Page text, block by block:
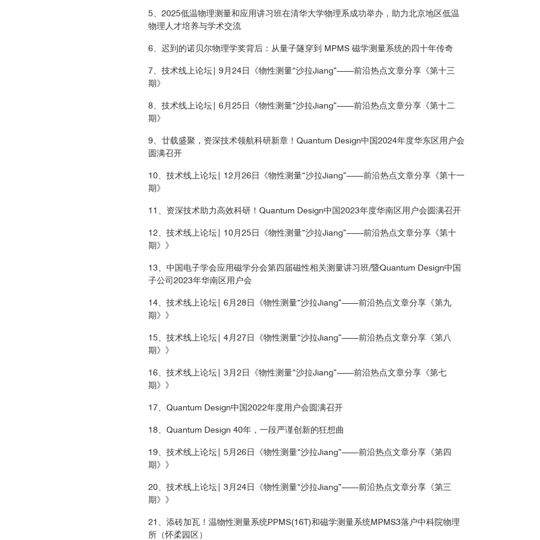
5、2025低温物理测量和应用讲习班在清华大学物理系成功举办，助力北京地区低温
物理人才培养与学术交流
6、迟到的诺贝尔物理学奖背后：从量子隧穿到 MPMS 磁学测量系统的四十年传奇
7、技术线上论坛| 9月24日《物性测量“沙拉Jiang”——前沿热点文章分享《第十三
期》
8、技术线上论坛| 6月25日《物性测量“沙拉Jiang”——前沿热点文章分享《第十二
期》
9、廿载盛聚，资深技术领航科研新章！Quantum Design中国2024年度华东区用户会
圆满召开
10、技术线上论坛| 12月26日《物性测量“沙拉Jiang”——前沿热点文章分享《第十一
期》
11、资深技术助力高效科研！Quantum Design中国2023年度华南区用户会圆满召开
12、技术线上论坛| 10月25日《物性测量“沙拉Jiang”——前沿热点文章分享《第十
期》》
13、中国电子学会应用磁学分会第四届磁性相关测量讲习班/暨Quantum Design中国
子公司2023年华南区用户会
14、技术线上论坛| 6月28日《物性测量“沙拉Jiang”——前沿热点文章分享《第九
期》》
15、技术线上论坛| 4月27日《物性测量“沙拉Jiang”——前沿热点文章分享《第八
期》》
16、技术线上论坛| 3月2日《物性测量“沙拉Jiang”——前沿热点文章分享《第七
期》》
17、Quantum Design中国2022年度用户会圆满召开
18、Quantum Design 40年，一段严谨创新的狂想曲
19、技术线上论坛| 5月26日《物性测量“沙拉Jiang”——前沿热点文章分享《第四
期》》
20、技术线上论坛| 3月24日《物性测量“沙拉Jiang”——前沿热点文章分享《第三
期》》
21、添砖加瓦！温物性测量系统PPMS(16T)和磁学测量系统MPMS3落户中科院物理
所（怀柔园区）